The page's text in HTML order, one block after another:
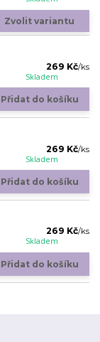
Zvolit variantu
269 Kč/ks
Skladem
Přidat do košíku
269 Kč/ks
Skladem
Přidat do košíku
269 Kč/ks
Skladem
Přidat do košíku